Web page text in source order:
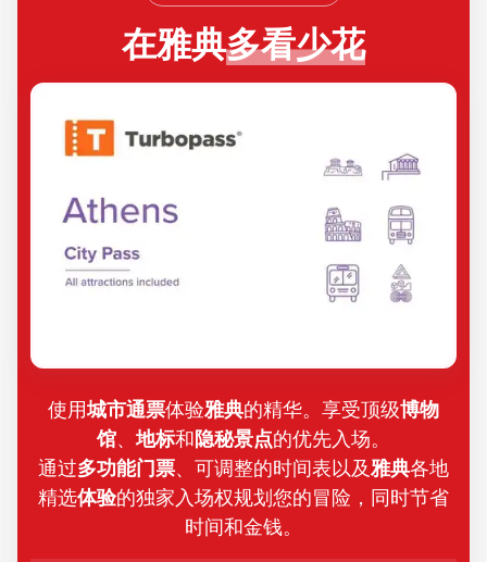
在雅典多看少花
使用城市通票体验雅典的精华。享受顶级博物
馆、地标和隐秘景点的优先入场。
通过多功能门票、可调整的时间表以及雅典各地
精选体验的独家入场权规划您的冒险，同时节省
时间和金钱。